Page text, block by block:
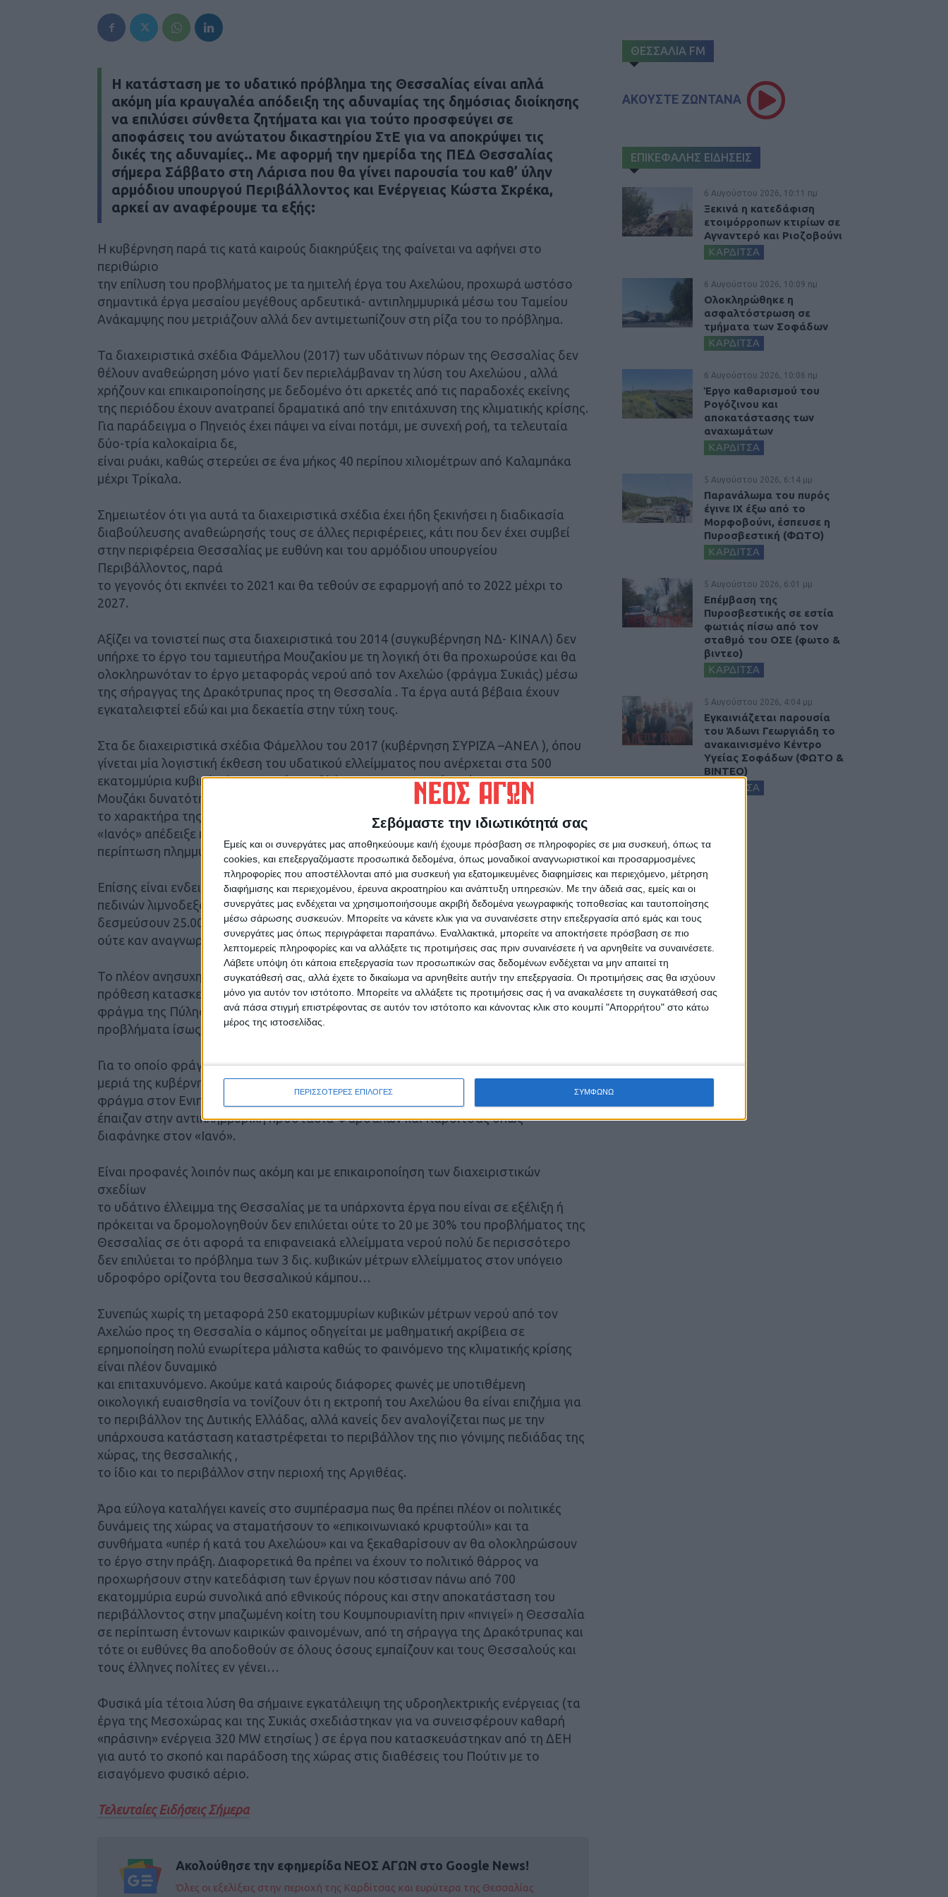
Σεβόμαστε την ιδιωτικότητά σας
Εμείς και οι συνεργάτες μας αποθηκεύουμε και/ή έχουμε πρόσβαση σε πληροφορίες σε μια συσκευή, όπως τα
cookies, και επεξεργαζόμαστε προσωπικά δεδομένα, όπως μοναδικοί αναγνωριστικοί και προσαρμοσμένες
πληροφορίες που αποστέλλονται από μια συσκευή για εξατομικευμένες διαφημίσεις και περιεχόμενο, μέτρηση
διαφήμισης και περιεχομένου, έρευνα ακροατηρίου και ανάπτυξη υπηρεσιών. Με την άδειά σας, εμείς και οι
συνεργάτες μας ενδέχεται να χρησιμοποιήσουμε ακριβή δεδομένα γεωγραφικής τοποθεσίας και ταυτοποίησης
μέσω σάρωσης συσκευών. Μπορείτε να κάνετε κλικ για να συναινέσετε στην επεξεργασία από εμάς και τους
συνεργάτες μας όπως περιγράφεται παραπάνω. Εναλλακτικά, μπορείτε να αποκτήσετε πρόσβαση σε πιο
λεπτομερείς πληροφορίες και να αλλάξετε τις προτιμήσεις σας πριν συναινέσετε ή να αρνηθείτε να συναινέσετε.
Λάβετε υπόψη ότι κάποια επεξεργασία των προσωπικών σας δεδομένων ενδέχεται να μην απαιτεί τη
συγκατάθεσή σας, αλλά έχετε το δικαίωμα να αρνηθείτε αυτήν την επεξεργασία. Οι προτιμήσεις σας θα ισχύουν
μόνο για αυτόν τον ιστότοπο. Μπορείτε να αλλάξετε τις προτιμήσεις σας ή να ανακαλέσετε τη συγκατάθεσή σας
ανά πάσα στιγμή επιστρέφοντας σε αυτόν τον ιστότοπο και κάνοντας κλικ στο κουμπί "Απορρήτου" στο κάτω
μέρος της ιστοσελίδας.
ΠΕΡΙΣΣΟΤΕΡΕΣ ΕΠΙΛΟΓΕΣ ΣΥΜΦΩΝΩ
Η κατάσταση με το υδατικό πρόβλημα της Θεσσαλίας είναι απλά
ακόμη μία κραυγαλέα απόδειξη της αδυναμίας της δημόσιας διοίκησης
να επιλύσει σύνθετα ζητήματα και για τούτο προσφεύγει σε
αποφάσεις του ανώτατου δικαστηρίου ΣτΕ για να αποκρύψει τις
δικές της αδυναμίες.. Με αφορμή την ημερίδα της ΠΕΔ Θεσσαλίας
σήμερα Σάββατο στη Λάρισα που θα γίνει παρουσία του καθ’ ύλην
αρμόδιου υπουργού Περιβάλλοντος και Ενέργειας Κώστα Σκρέκα,
αρκεί αν αναφέρουμε τα εξής:
Η κυβέρνηση παρά τις κατά καιρούς διακηρύξεις της φαίνεται να αφήνει στο
περιθώριο
την επίλυση του προβλήματος με τα ημιτελή έργα του Αχελώου, προχωρά ωστόσο
σημαντικά έργα μεσαίου μεγέθους αρδευτικά- αντιπλημμυρικά μέσω του Ταμείου
Ανάκαμψης που μετριάζουν αλλά δεν αντιμετωπίζουν στη ρίζα του το πρόβλημα.
Τα διαχειριστικά σχέδια Φάμελλου (2017) των υδάτινων πόρων της Θεσσαλίας δεν
θέλουν αναθεώρηση μόνο γιατί δεν περιελάμβαναν τη λύση του Αχελώου , αλλά
χρήζουν και επικαιροποίησης με δεδομένο ότι αρκετές από τις παραδοχές εκείνης
της περιόδου έχουν ανατραπεί δραματικά από την επιτάχυνση της κλιματικής κρίσης.
Για παράδειγμα ο Πηνειός έχει πάψει να είναι ποτάμι, με συνεχή ροή, τα τελευταία
δύο-τρία καλοκαίρια δε,
είναι ρυάκι, καθώς στερεύει σε ένα μήκος 40 περίπου χιλιομέτρων από Καλαμπάκα
μέχρι Τρίκαλα.
Σημειωτέον ότι για αυτά τα διαχειριστικά σχέδια έχει ήδη ξεκινήσει η διαδικασία
διαβούλευσης αναθεώρησής τους σε άλλες περιφέρειες, κάτι που δεν έχει συμβεί
στην περιφέρεια Θεσσαλίας με ευθύνη και του αρμόδιου υπουργείου
Περιβάλλοντος, παρά
το γεγονός ότι εκπνέει το 2021 και θα τεθούν σε εφαρμογή από το 2022 μέχρι το
2027.
Αξίζει να τονιστεί πως στα διαχειριστικά του 2014 (συγκυβέρνηση ΝΔ- ΚΙΝΑΛ) δεν
υπήρχε το έργο του ταμιευτήρα Μουζακίου με τη λογική ότι θα προχωρούσε και θα
ολοκληρωνόταν το έργο μεταφοράς νερού από τον Αχελώο (φράγμα Συκιάς) μέσω
της σήραγγας της Δρακότρυπας προς τη Θεσσαλία . Τα έργα αυτά βέβαια έχουν
εγκαταλειφτεί εδώ και μια δεκαετία στην τύχη τους.
Στα δε διαχειριστικά σχέδια Φάμελλου του 2017 (κυβέρνηση ΣΥΡΙΖΑ –ΑΝΕΛ ), όπου
γίνεται μία λογιστική έκθεση του υδατικού ελλείμματος που ανέρχεται στα 500
εκατομμύρια κυβικά μέτρα νερού, προβλέπεται η κατασκευή φράγματος στο
Μουζάκι δυνατότητας ταμίευσης μόλις 20 εκατομ. κυβ, μέτρων νερού, άρα χάνει και
το χαρακτήρα της αντιπλημμυρικής θωράκισης της κοιλάδας του Παμίσου, γιατί ο
«Ιανός» απέδειξε πως από την περιοχή ρέουν δεκάδες εκατομμύρια κυβικά μέτρα σε
περίπτωση πλημμυρικών φαινομένων.
Επίσης είναι ενδεικτικό ότι τα σχέδια Φάμελλου αναφέρουν και την κατασκευή
πεδινών λιμνοδεξαμενών ύψους 75 εκατομμυρίων ευρώ , που αναμένεται να
δεσμεύσουν 25.000 στρέμματα γόνιμης γης στον κάμπο, για τα οποία δεν υπάρχουν
ούτε καν αναγνωριστικές εκθέσεις.
Το πλέον ανησυχητικό είναι πως από την τωρινή ηγεσία του ΥΠΕΝ δεν διαφαίνεται
πρόθεση κατασκευής ενός σημαντικού έργου μεσαίας εμβέλειας όπως είναι το
φράγμα της Πύλης λόγω προβλημάτων με τις απαλλοτριώσεις, ενώ παρόμοια
προβλήματα ίσως ακόμη πιο σημαντικά υπάρχουν και για το φράγμα Μουζακίου.
Για το οποίο φράγμα Μουζακίου διαφαίνεται ωστόσο πολιτική βούληση από τη
μεριά της κυβέρνησης να κατασκευαστεί, με παρόμοιο τρόπο (ΣΔΙΤ) όπως και το
φράγμα στον Ενιπέα στη Σκοπιά Φαρσάλων, λόγω του καταλυτικού ρόλου που θα
έπαιζαν στην αντιπλημμυρική προστασία Φαρσάλων και Καρδίτσας όπως
διαφάνηκε στον «Ιανό».
Είναι προφανές λοιπόν πως ακόμη και με επικαιροποίηση των διαχειριστικών
σχεδίων
το υδάτινο έλλειμμα της Θεσσαλίας με τα υπάρχοντα έργα που είναι σε εξέλιξη ή
πρόκειται να δρομολογηθούν δεν επιλύεται ούτε το 20 με 30% του προβλήματος της
Θεσσαλίας σε ότι αφορά τα επιφανειακά ελλείμματα νερού πολύ δε περισσότερο
δεν επιλύεται το πρόβλημα των 3 δις. κυβικών μέτρων ελλείμματος στον υπόγειο
υδροφόρο ορίζοντα του θεσσαλικού κάμπου…
Συνεπώς χωρίς τη μεταφορά 250 εκατομμυρίων κυβικών μέτρων νερού από τον
Αχελώο προς τη Θεσσαλία ο κάμπος οδηγείται με μαθηματική ακρίβεια σε
ερημοποίηση πολύ ενωρίτερα μάλιστα καθώς το φαινόμενο της κλιματικής κρίσης
είναι πλέον δυναμικό
και επιταχυνόμενο. Ακούμε κατά καιρούς διάφορες φωνές με υποτιθέμενη
οικολογική ευαισθησία να τονίζουν ότι η εκτροπή του Αχελώου θα είναι επιζήμια για
το περιβάλλον της Δυτικής Ελλάδας, αλλά κανείς δεν αναλογίζεται πως με την
υπάρχουσα κατάσταση καταστρέφεται το περιβάλλον της πιο γόνιμης πεδιάδας της
χώρας, της θεσσαλικής ,
το ίδιο και το περιβάλλον στην περιοχή της Αργιθέας.
Άρα εύλογα καταλήγει κανείς στο συμπέρασμα πως θα πρέπει πλέον οι πολιτικές
δυνάμεις της χώρας να σταματήσουν το «επικοινωνιακό κρυφτούλι» και τα
συνθήματα «υπέρ ή κατά του Αχελώου» και να ξεκαθαρίσουν αν θα ολοκληρώσουν
το έργο στην πράξη. Διαφορετικά θα πρέπει να έχουν το πολιτικό θάρρος να
προχωρήσουν στην κατεδάφιση των έργων που κόστισαν πάνω από 700
εκατομμύρια ευρώ συνολικά από εθνικούς πόρους και στην αποκατάσταση του
περιβάλλοντος στην μπαζωμένη κοίτη του Κουμπουριανίτη πριν «πνιγεί» η Θεσσαλία
σε περίπτωση έντονων καιρικών φαινομένων, από τη σήραγγα της Δρακότρυπας και
τότε οι ευθύνες θα αποδοθούν σε όλους όσους εμπαίζουν και τους Θεσσαλούς και
τους έλληνες πολίτες εν γένει…
Φυσικά μία τέτοια λύση θα σήμαινε εγκατάλειψη της υδροηλεκτρικής ενέργειας (τα
έργα της Μεσοχώρας και της Συκιάς σχεδιάστηκαν για να συνεισφέρουν καθαρή
«πράσινη» ενέργεια 320 ΜW ετησίως ) σε έργα που κατασκευάστηκαν από τη ΔΕΗ
για αυτό το σκοπό και παράδοση της χώρας στις διαθέσεις του Πούτιν με το
εισαγόμενο φυσικό αέριο.
Τελευταίες Ειδήσεις Σήμερα
Ακολούθησε την εφημερίδα ΝΕΟΣ ΑΓΩΝ στο Google News!
Όλες οι εξελίξεις στην περιοχή της Καρδίτσας και ευρύτερα της Θεσσαλίας
ΘΕΣΣΑΛΙΑ FM
ΑΚΟΥΣΤΕ ΖΩΝΤΑΝΑ
ΕΠΙΚΕΦΑΛΗΣ ΕΙΔΗΣΕΙΣ
6 Αυγούστου 2026, 10:11 πμ
Ξεκινά η κατεδάφιση
ετοιμόρροπων κτιρίων σε
Αγναντερό και Ριοζοβούνι
ΚΑΡΔΙΤΣΑ
6 Αυγούστου 2026, 10:09 πμ
Ολοκληρώθηκε η
ασφαλτόστρωση σε
τμήματα των Σοφάδων
ΚΑΡΔΙΤΣΑ
6 Αυγούστου 2026, 10:06 πμ
Έργο καθαρισμού του
Ρογόζινου και
αποκατάστασης των
αναχωμάτων
ΚΑΡΔΙΤΣΑ
5 Αυγούστου 2026, 6:14 μμ
Παρανάλωμα του πυρός
έγινε ΙΧ έξω από το
Μορφοβούνι, έσπευσε η
Πυροσβεστική (ΦΩΤΟ)
ΚΑΡΔΙΤΣΑ
5 Αυγούστου 2026, 6:01 μμ
Επέμβαση της
Πυροσβεστικής σε εστία
φωτιάς πίσω από τον
σταθμό του ΟΣΕ (φωτο &
βιντεο)
ΚΑΡΔΙΤΣΑ
5 Αυγούστου 2026, 4:04 μμ
Εγκαινιάζεται παρουσία
του Άδωνι Γεωργιάδη το
ανακαινισμένο Κέντρο
Υγείας Σοφάδων (ΦΩΤΟ &
ΒΙΝΤΕΟ)
ΚΑΡΔΙΤΣΑ